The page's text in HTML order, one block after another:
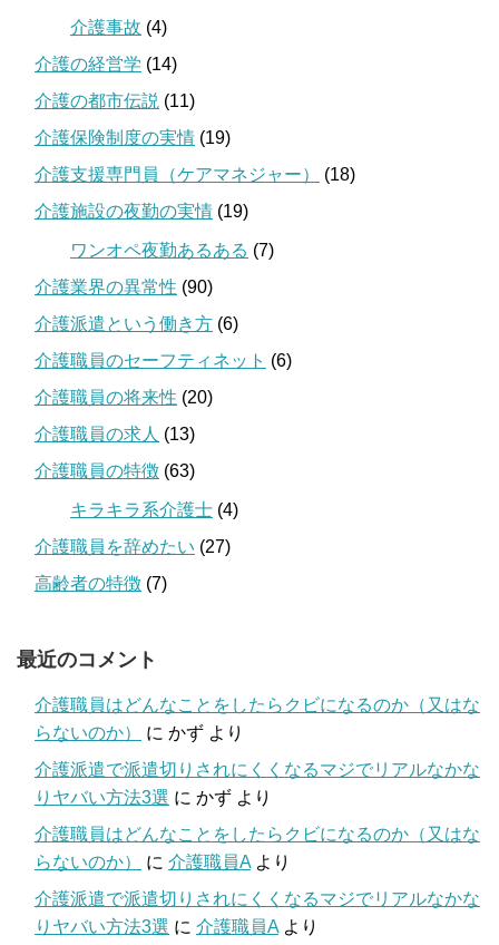
介護事故 (4)
介護の経営学 (14)
介護の都市伝説 (11)
介護保険制度の実情 (19)
介護支援専門員（ケアマネジャー）
(18)
介護施設の夜勤の実情 (19)
ワンオペ夜勤あるある (7)
介護業界の異常性 (90)
介護派遣という働き方 (6)
介護職員のセーフティネット (6)
介護職員の将来性 (20)
介護職員の求人 (13)
介護職員の特徴 (63)
キラキラ系介護士 (4)
介護職員を辞めたい (27)
高齢者の特徴 (7)
最近のコメント
介護職員はどんなことをしたらクビになるのか（又はな
らないのか）
に かず より
介護派遣で派遣切りされにくくなるマジでリアルなかな
りヤバい方法3選 に かず より
介護職員はどんなことをしたらクビになるのか（又はな
らないのか）
に 介護職員A より
介護派遣で派遣切りされにくくなるマジでリアルなかな
りヤバい方法3選 に 介護職員A より